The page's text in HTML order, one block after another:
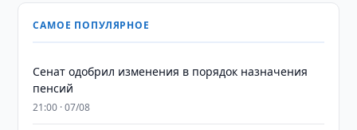
САМОЕ ПОПУЛЯРНОЕ
Сенат одобрил изменения в порядок назначения
пенсий
21:00 · 07/08